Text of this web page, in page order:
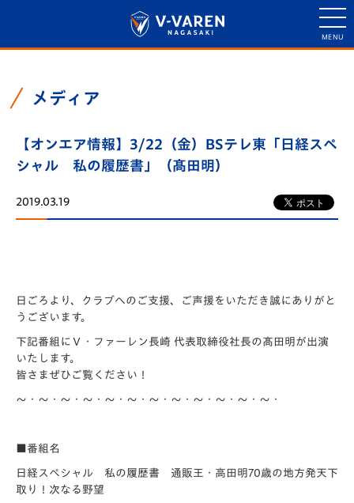
メディア
【オンエア情報】3/22（金）BSテレ東「日経スペ
シャル 私の履歴書」（髙田明）
2019.03.19
日ごろより、クラブへのご支援、ご声援をいただき誠にありがと
うございます。
下記番組にＶ・ファーレン長崎 代表取締役社長の髙田明が出演
いたします。
皆さまぜひご覧ください！
～・～・～・～・～・～・～・～・～・～・～・～・
■番組名
日経スペシャル 私の履歴書 通販王・高田明70歳の地方発天下
取り！次なる野望